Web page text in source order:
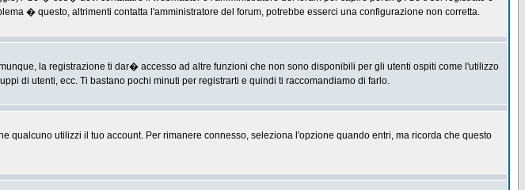
� questo, altrimenti contatta l'amministratore del forum, potrebbe esserci una configurazione non corretta.
la registrazione ti dar� accesso ad altre funzioni che non sono disponibili per gli utenti ospiti come l'utilizzo
di utenti, ecc. Ti bastano pochi minuti per registrarti e quindi ti raccomandiamo di farlo.
qualcuno utilizzi il tuo account. Per rimanere connesso, seleziona l'opzione quando entri, ma ricorda che questo